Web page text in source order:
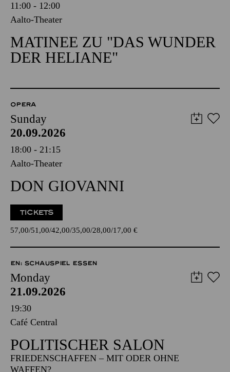
11:00 - 12:00
Aalto-Theater
MATINEE ZU "DAS WUNDER
DER HELIANE"
OPERA
Sunday
20.09.2026
18:00 - 21:15
Aalto-Theater
DON GIOVANNI
TICKETS
57,00 51,00 42,00 35,00 28,00 17,00 €
EN: SCHAUSPIEL ESSEN
Monday
21.09.2026
19:30
Café Central
POLITISCHER SALON
FRIEDENSCHAFFEN – MIT ODER OHNE
WAFFEN?